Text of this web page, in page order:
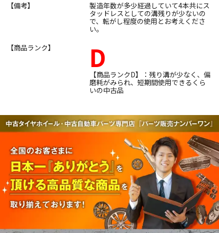
【備考】
製造年数が多少経過していて4本共にス
タッドレスとしての溝残りが少ないの
で、転がし程度の使用とお考えくださ
い。
【商品ランク】
D
【商品ランクD】：残り溝が少なく、偏
磨耗がみられ、短期間使用できるくら
いの中古品